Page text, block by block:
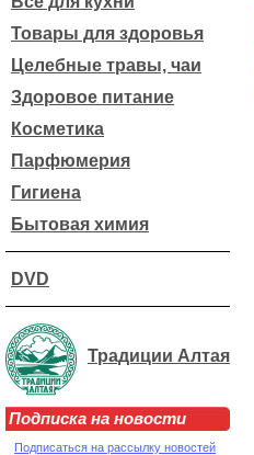
Товары для здоровья
Целебные травы, чаи
Здоровое питание
Косметика
Парфюмерия
Гигиена
Бытовая химия
DVD
Традиции Алтая
Подписка на новости
Подписаться на рассылку новостей